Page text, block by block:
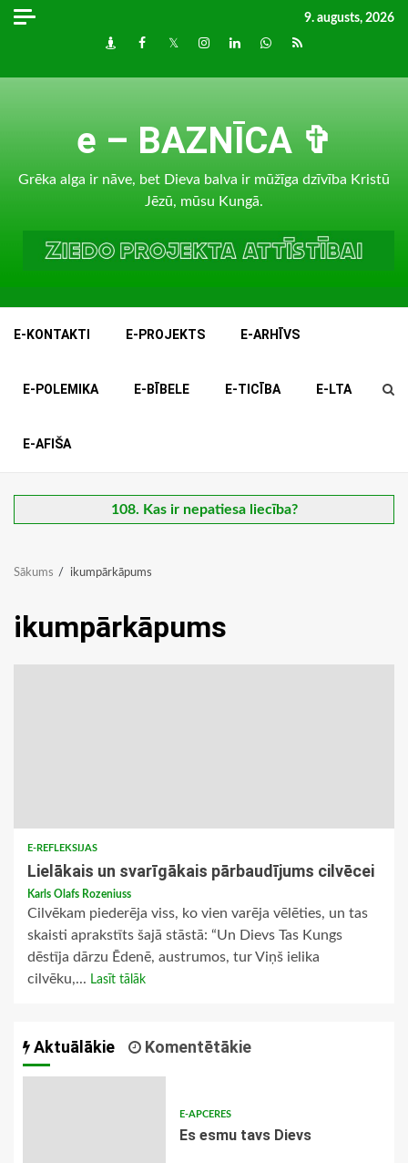
Skip
9. augusts, 2026
DraugiemFacebook
TwitterInstagram
LinkedInwhatsapp
RSS
e – BAZNĪCA ✞
Grēka alga ir nāve, bet Dieva balva ir mūžīga dzīvība Kristū
Jēzū, mūsu Kungā.
E-KONTAKTI E-PROJEKTS E-ARHĪVS
E-POLEMIKA E-BĪBELE E-TICĪBA E-LTA
E-AFIŠA
108. Kas ir nepatiesa liecība?
Sākums ikumpārkāpums
ikumpārkāpums
E-REFLEKSIJAS
Lielākais un svarīgākais pārbaudījums cilvēcei
Karls Olafs Rozeniuss
Cilvēkam piederēja viss, ko vien varēja vēlēties, un tas
skaisti aprakstīts šajā stāstā: “Un Dievs Tas Kungs
dēstīja dārzu Ēdenē, austrumos, tur Viņš ielika
cilvēku,... Lasīt tālāk
Aktuālākie Komentētākie
E-APCERES
Es esmu tavs Dievs